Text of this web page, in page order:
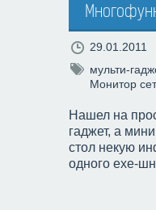
29.01.2011
мульти-
Монитор
Нашел на
гаджет, а
стол некую
одного ехе-